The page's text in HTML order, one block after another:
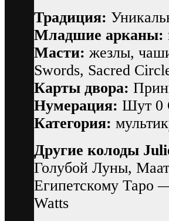
Традиция:
Младшие арканы:
Масти: жезлы,
Swords, Sacred
Карты двора:
Нумерация: Шут 0
Категория:
Другие колоды
Голубой Луны,
Египетскому Таро
Watts